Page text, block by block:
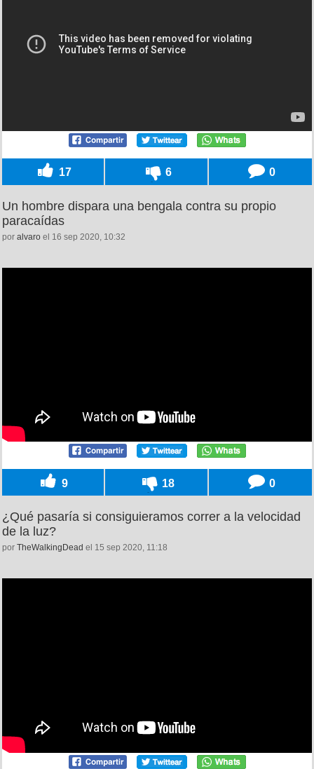
17 6 0
Un hombre dispara una bengala contra su propio
paracaídas
por alvaro el 16 sep 2020, 10:32
9 18 0
¿Qué pasaría si consiguieramos correr a la velocidad
de la luz?
por TheWalkingDead el 15 sep 2020, 11:18